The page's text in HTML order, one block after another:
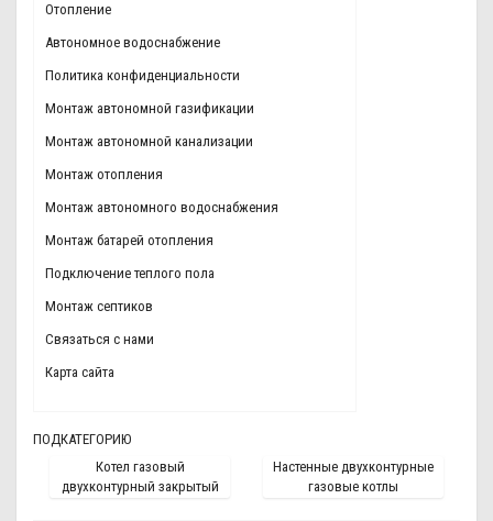
Отопление
Автономное водоснабжение
Политика конфиденциальности
Монтаж автономной газификации
Монтаж автономной канализации
Монтаж отопления
Монтаж автономного водоснабжения
Монтаж батарей отопления
Подключение теплого пола
Монтаж септиков
Связаться с нами
Карта сайта
ПОДКАТЕГОРИЮ
Котел газовый
двухконтурный закрытый
Настенные двухконтурные
газовые котлы